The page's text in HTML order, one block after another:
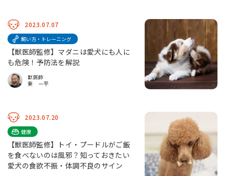
2023.07.07
飼い方・トレーニング
【獣医師監修】マダニは愛犬にも人に
も危険！予防法を解説
獣医師
東 一平
2023.07.20
健康
【獣医師監修】トイ・プードルがご飯
を食べないのは風邪？知っておきたい
愛犬の食欲不振・体調不良のサイン